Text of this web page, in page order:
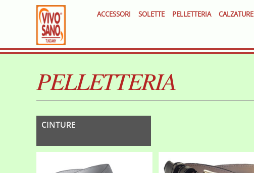
ACCESSORI SOLETTE PELLETTERIA CALZATURE
PELLETTERIA
CINTURE